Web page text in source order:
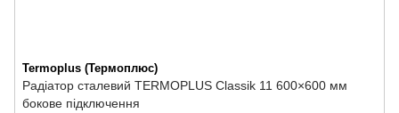
Termoplus (Термоплюс)
Радіатор сталевий TERMOPLUS Classik 11 600×600 мм
бокове підключення